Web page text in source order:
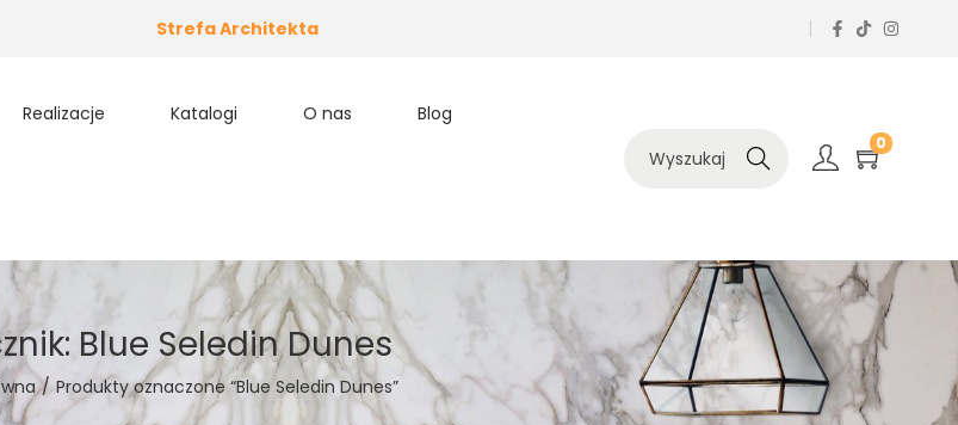
Strefa Architekta
Realizacje Katalogi O nas Blog
Szukaj
0
Blue Seledin Dunes
/ Produkty oznaczone “Blue Seledin Dunes”